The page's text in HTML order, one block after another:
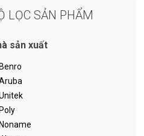
LỌC SẢN PHẨM
sản xuất
Benro
Poly
Noname